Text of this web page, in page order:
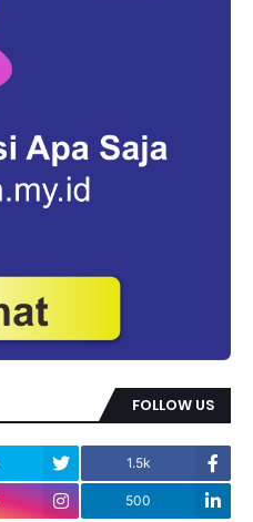
FOLLOW US
1.5k
500